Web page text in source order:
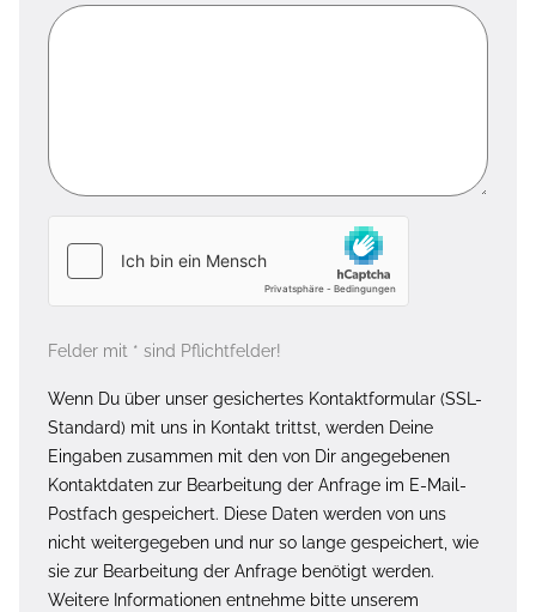
Felder mit * sind Pflichtfelder!
Wenn Du über unser gesichertes Kontaktformular (SSL-
Standard) mit uns in Kontakt trittst, werden Deine
Eingaben zusammen mit den von Dir angegebenen
Kontaktdaten zur Bearbeitung der Anfrage im E-Mail-
Postfach gespeichert. Diese Daten werden von uns
nicht weitergegeben und nur so lange gespeichert, wie
sie zur Bearbeitung der Anfrage benötigt werden.
Weitere Informationen entnehme bitte unserem